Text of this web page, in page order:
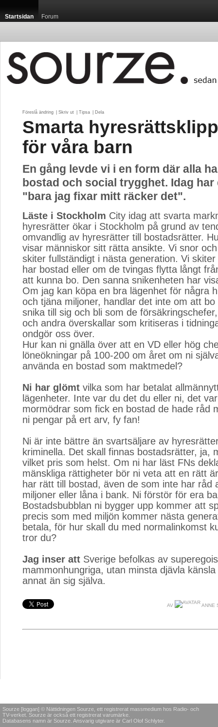
Startsidan Forum
Föreslå ändring Skriv ut Tipsa Dela
Smarta
för våra barn
En gång levde vi i en form där alla
bostad och social trygghet. Idag har
"bara jag fixar mitt räcker det".
Läste i Stockholm City idag att svarta
hyresrätter ökar i Stockholm på grund av
omvandlig av hyresrätter till bostadsrätter.
visar människor sitt rätta ansikte. Vi snor
skiter fullständigt i nästa generation. Vi
har bostad eller om de tvingas flytta långt
att kunna bo. Den sanna snikenheten har
Om jag kan köpa en bra lägenhet för några
och tjäna miljoner, handlar det inte om att
snika till sig och bli som de
och andra överskallar som kritiseras i
ondgör oss över.
Hur kan ni gnälla över att en VD eller hög
löneökningar på 100-200 om året om ni
använda en bostad som maktmedel?
Ni har glömt vilka som har betalat
lägenheter. Inte var du det du eller ni, det
mormödrar som fick en bostad de hade råd
ni pengar på ert arv, fy fan!
Ni är inte bättre än svartsäljare av
kriminella. Det skall finnas bostadsrätter, ja,
vilket pris som helst. Om ni har läst FNs
mänskliga rättigheter bör ni veta att en rätt
har rätt till bostad, även de som inte har råd
miljoner eller låna i bank. Ni förstör för era
Bostadsbubblan ni bygger upp kommer att
precis som med miljön kommer nästa
betala, för hur skall du med normalinkomst
tror du?
Jag inser att Sverige befolkas av
mammonhungriga, utan minsta djävla
annat än sig själva.
AV ANNE
Sourze [loggan] © Nättidningen Sourze, ett registrerat massmedium hos Radio- och
TV-verket. Sourze är också ett registrerat varumärke.
Databasens namn är Sourze. Ansvarig utgivare är Carl Olof Schlyter.